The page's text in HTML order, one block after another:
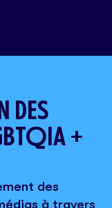
DES
+
des
à travers